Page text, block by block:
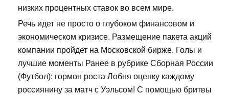
низких процентных ставок во всем мире.
Речь идет не просто о глубоком финансовом и
экономическом кризисе. Размещение пакета акций
компании пройдет на Московской бирже. Голы и
лучшие моменты Ранее в рубрике Сборная России
(Футбол): гормон роста Лобня оценку каждому
россиянину за матч с Уэльсом! С помощью бритвы